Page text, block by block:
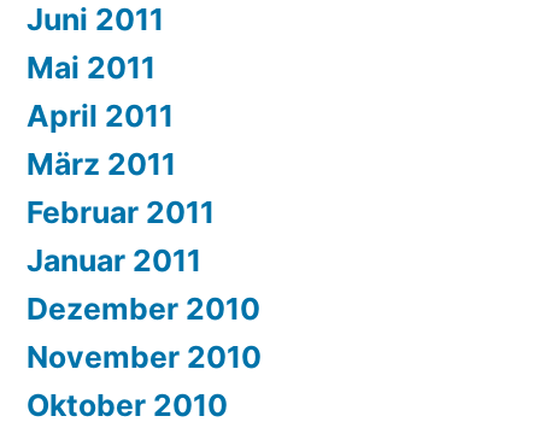
Juni 2011
Mai 2011
April 2011
März 2011
Februar 2011
Januar 2011
Dezember 2010
November 2010
Oktober 2010